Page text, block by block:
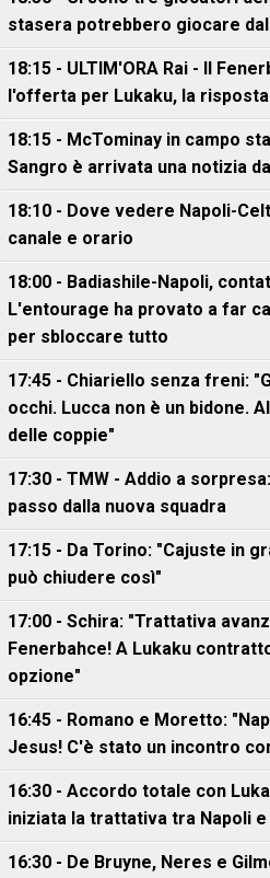
stasera potrebbero giocare
18:15 - ULTIM'ORA Rai - Il
l'offerta per Lukaku, la
18:15 - McTominay in campo
Sangro è arrivata una notizia
18:10 - Dove vedere Napoli-
canale e orario
18:00 - Badiashile-Napoli,
L'entourage ha provato a far
per sbloccare tutto
17:45 - Chiariello senza freni:
occhi. Lucca non è un bidone.
delle coppie"
17:30 - TMW - Addio a
passo dalla nuova squadra
17:15 - Da Torino: "Cajuste in
può chiudere così"
17:00 - Schira: "Trattativa
Fenerbahce! A Lukaku
opzione"
16:45 - Romano e Moretto:
Jesus! C'è stato un incontro
16:30 - Accordo totale con
iniziata la trattativa tra Napoli e
16:30 - De Bruyne, Neres e